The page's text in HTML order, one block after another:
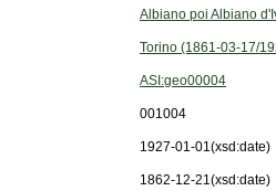
Albiano poi Albiano
Torino (1861-03-17/
ASI:geo00004
001004
1927-01-01(xsd:date)
1862-12-21(xsd:date)